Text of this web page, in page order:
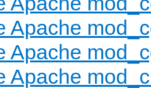
Apache
Apache
Apache